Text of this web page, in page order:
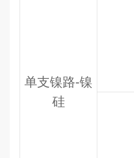
单支镍路-镍
硅